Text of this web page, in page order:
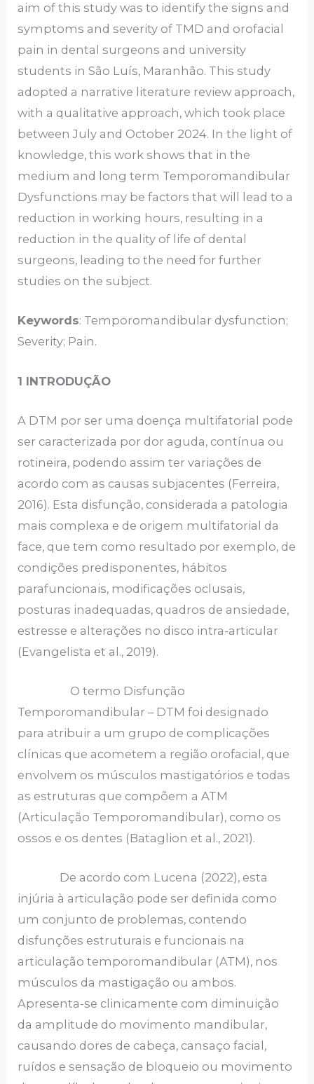
aim of this study was to identify the signs and
symptoms and severity of TMD and orofacial
pain in dental surgeons and university
students in São Luís, Maranhão. This study
adopted a narrative literature review approach,
with a qualitative approach, which took place
between July and October 2024. In the light of
knowledge, this work shows that in the
medium and long term Temporomandibular
Dysfunctions may be factors that will lead to a
reduction in working hours, resulting in a
reduction in the quality of life of dental
surgeons, leading to the need for further
studies on the subject.
Keywords: Temporomandibular dysfunction;
Severity; Pain.
1 INTRODUÇÃO
A DTM por ser uma doença multifatorial pode
ser caracterizada por dor aguda, contínua ou
rotineira, podendo assim ter variações de
acordo com as causas subjacentes (Ferreira,
2016). Esta disfunção, considerada a patologia
mais complexa e de origem multifatorial da
face, que tem como resultado por exemplo, de
condições predisponentes, hábitos
parafuncionais, modificações oclusais,
posturas inadequadas, quadros de ansiedade,
estresse e alterações no disco intra-articular
(Evangelista et al., 2019).
O termo Disfunção
Temporomandibular – DTM foi designado
para atribuir a um grupo de complicações
clínicas que acometem a região orofacial, que
envolvem os músculos mastigatórios e todas
as estruturas que compõem a ATM
(Articulação Temporomandibular), como os
ossos e os dentes (Bataglion et al., 2021).
De acordo com Lucena (2022), esta
injúria à articulação pode ser definida como
um conjunto de problemas, contendo
disfunções estruturais e funcionais na
articulação temporomandibular (ATM), nos
músculos da mastigação ou ambos.
Apresenta-se clinicamente com diminuição
da amplitude do movimento mandibular,
causando dores de cabeça, cansaço facial,
ruídos e sensação de bloqueio ou movimento